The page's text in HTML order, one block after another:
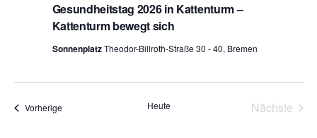
Gesundheitstag 2026 in Kattenturm –
Kattenturm bewegt sich
SonnenplatzTheodor-Billroth-Straße 30 - 40, Bremen
VorherigeVeranstaltungen Heute
Nächste